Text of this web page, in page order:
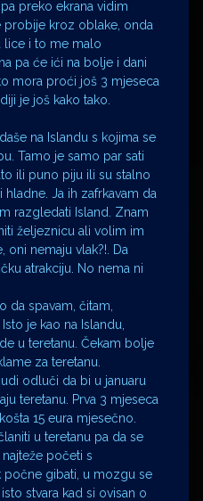
preko ekrana vidim
probije kroz oblake, onda
lice i to me malo
pa će ići na bolje i dani
mora proći još 3 mjeseca
je još kako tako.
na Islandu s kojima se
Tamo je samo par sati
ili puno piju ili su stalno
Ja ih zafrkavam da
razgledati Island. Znam
željeznicu ali volim im
oni nemaju vlak?!. Da
atrakciju. No nema ni
da spavam, čitam,
je kao na Islandu,
u teretanu. Čekam bolje
za teretanu.
odluči da bi u januaru
teretanu. Prva 3 mjeseca
15 eura mjesečno.
u teretanu pa da se
početi s
počne gibati, u mozgu se
stvara kad si ovisan o